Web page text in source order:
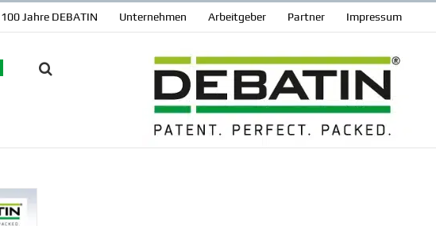
100 Jahre DEBATIN Unter­nehmen Arbeit­geber Partner Impressum